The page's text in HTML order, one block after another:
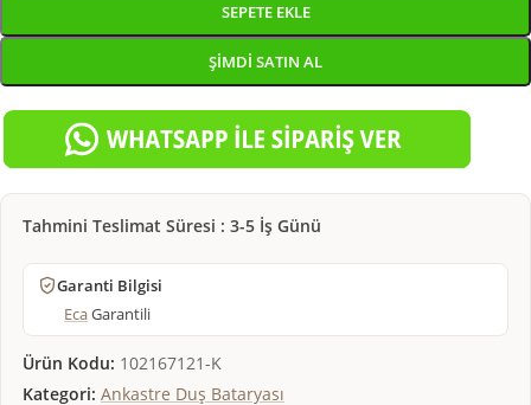
SEPETE EKLE
ŞIMDI SATIN AL
Tahmini Teslimat Süresi : 3-5 İş Günü
Garanti Bilgisi
EcaGarantili
Ürün Kodu: 102167121-K
Kategori: Ankastre Duş Bataryası